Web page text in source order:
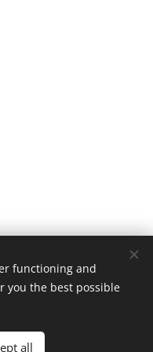
functioning and
you the best possible
all